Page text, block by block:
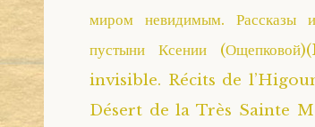
миром невидимым. Рассказы
пустыни Ксении
invisible. Récits de
Désert de la Très Sainte